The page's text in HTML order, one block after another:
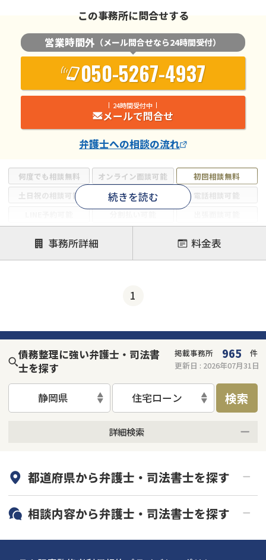
何度でも相談無料 オンライン面談可能
初回相談無料
土日祝の相談可能
19時以降電話可能
電話相談可能
時効援用
カードローン
闇金 奨学金
続きを読む
この事務所に問合せする
営業時間外 （メール問合せなら24時間受付）
050-5267-4937
24時間受付中
メールで問合せ
弁護士への相談の流れ
事務所詳細 料金表
1
債務整理に強い弁護士・司法書
士を探す
掲載事務所 965
件
更新日 : 2026年07月31日
静岡県 住宅ローン 検索
詳細検索
初回相談無料
土日祝の相談可能
都道府県から弁護士・司法書士を探す
北海道・東北
北海道 青森県
関東
相談内容から弁護士・司法書士を探す